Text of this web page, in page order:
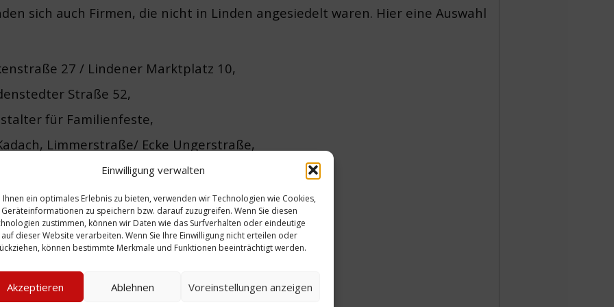
Einwilligung verwalten
Ihnen ein optimales Erlebnis zu bieten, verwenden wir Technologien wie Cookies,
Geräteinformationen zu speichern bzw. darauf zuzugreifen. Wenn Sie diesen
zustimmen, können wir Daten wie das Surfverhalten oder eindeutige
auf dieser Website verarbeiten. Wenn Sie Ihre Einwilligung nicht erteilen oder
können bestimmte Merkmale und Funktionen beeinträchtigt werden.
Akzeptieren Ablehnen Voreinstellungen anzeigen
sich auch Firmen, die nicht in Linden angesiedelt waren. Hier eine Auswahl
27 / Lindener Marktplatz 10,
Straße 52,
für Familienfeste,
Limmerstraße/ Ecke Ungerstraße,
26 und Limmerstraße 34,
Straße 146
Marktplatz 10,
Albert Lindemann, Ungerstraße 11,
77,
Deisterstraße 65 und Limmerstraße 46,